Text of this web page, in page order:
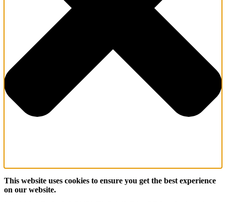
This website uses cookies to ensure you get the best experience
on our website.